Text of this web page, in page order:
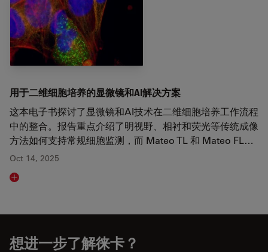
用于二维细胞培养的显微镜和AI解决方案
这本电子书探讨了显微镜和AI技术在二维细胞培养工作流程
中的整合。报告重点介绍了明视野、相衬和荧光等传统成像
方法如何支持常规细胞监测，而 Mateo TL 和 Mateo FL…
Oct 14, 2025
Read article
想进一步了解徕卡？